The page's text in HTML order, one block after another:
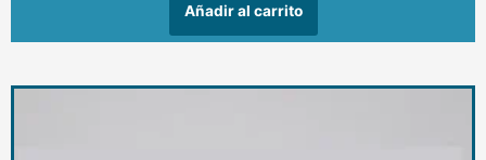
Añadir al carrito